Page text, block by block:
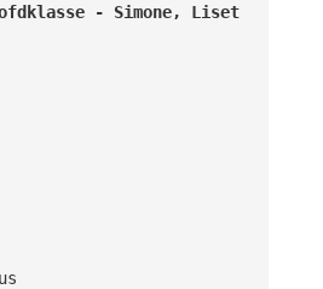
- Simone, Liset